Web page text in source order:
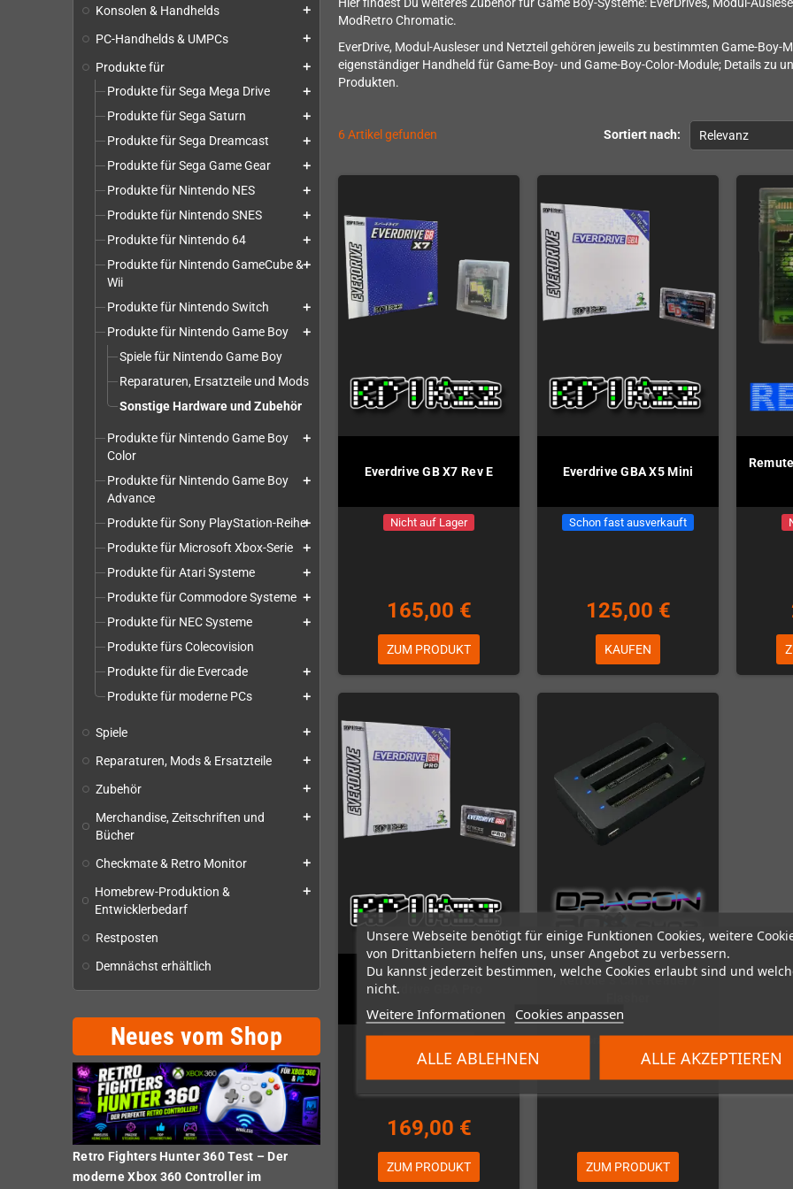
Unsere Webseite benötigt für einige Funktionen Cookies, weitere
von Drittanbietern helfen uns, unser Angebot zu verbessern.
Du kannst jederzeit bestimmen, welche Cookies erlaubt sind und
nicht.
Weitere Informationen Cookies anpassen
ALLE ABLEHNEN ALLE AKZEPTIEREN
Konsolen & Handhelds add
PC-Handhelds & UMPCs add
Produkte für add
Produkte für Sega Mega Drive add
Produkte für Sega Saturn add
Produkte für Sega Dreamcast add
Produkte für Sega Game Gear add
Produkte für Nintendo NES add
Produkte für Nintendo SNES add
Produkte für Nintendo 64 add
Produkte für Nintendo GameCube &
Wii
add
Produkte für Nintendo Switch add
Produkte für Nintendo Game Boy add
Spiele für Nintendo Game Boy
Reparaturen, Ersatzteile und Mods
Sonstige Hardware und Zubehör
Produkte für Nintendo Game Boy
Color
add
Produkte für Nintendo Game Boy
Advance
add
Produkte für Sony PlayStation-Reiheadd
Produkte für Microsoft Xbox-Serie add
Produkte für Atari Systeme add
Produkte für Commodore Systeme add
Produkte für NEC Systeme add
Produkte fürs Colecovision
Produkte für die Evercade
add
Produkte für moderne PCs add
Spiele add
Reparaturen, Mods & Ersatzteile add
Zubehör add
Merchandise, Zeitschriften und
Bücher
add
Checkmate & Retro Monitor add
Homebrew-Produktion &
Entwicklerbedarf
add
Restposten
Demnächst erhältlich
Neues vom Shop
Retro Fighters Hunter 360 Test – Der
moderne Xbox 360 Controller im
Hier findest Du weiteres Zubehör für Game Boy-Systeme: EverDrives, Modul-
ModRetro Chromatic.
EverDrive, Modul-Ausleser und Netzteil gehören jeweils zu bestimmten Game-
eigenständiger Handheld für Game-Boy- und Game-Boy-Color-Module; Details zu
Produkten.
Sortiert nach: Relevanz
6 Artikel gefunden
Everdrive GB X7 Rev E
Nicht auf Lager
165,00 €
ZUM PRODUKT
Everdrive GBA X5 Mini
Schon fast ausverkauft
125,00 €
KAUFEN
Everdrive GBA Pro
Nicht auf Lager
169,00 €
ZUM PRODUKT
Retrode 3 Cart Reader /
Vorauss. auf Lager
Vorbestellung!
ZUM PRODUKT